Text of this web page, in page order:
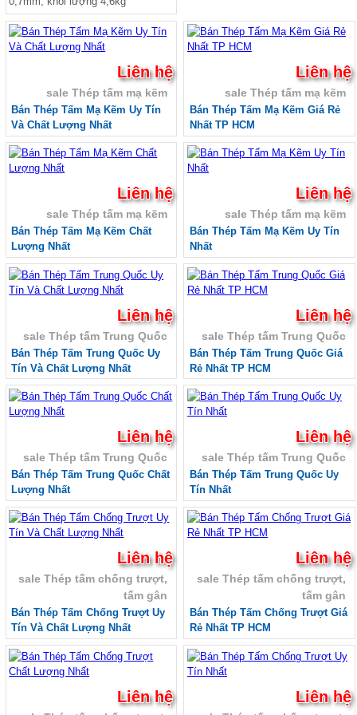
Sale Ván phủ phim Tekcom
Ván phủ phim Hòa Phát
Sale Ván ép phủ phim
Sale Ván ép phủ phim giá rẻ
Sale Ván Hòa Phát
Gỗ ghép thanh, Ván gỗ ghép thanh
Gỗ ghép thông giá rẻ, gỗ thông ghép công
nghiệp
Gỗ ghép thanh tràm, Báo giá gỗ ghép tràm
Gỗ ghép cao su, Gỗ ghép phủ keo bóng
Tôn nhựa sáng, Tôn nhựa lấy sáng Composite
Tôn nhựa sáng sóng Seamlock Seam-lock
Seam lock
Tôn Cliplock - TÔN KLIPLOCK HD 945 - 960 2
sóng 3 sóng 4 sóng Sx theo yêu cầu
Tôn nhựa Klip Lock HD 960 mm
Tôn nhựa sáng clip lock HD 945 mm
Tôn nhựa sáng 11 sóng tròn
Tôn nhựa sáng 9 sóng vuông
Tôn nhựa sáng 5 sóng công nghiệp
Tôn nhựa sáng phẳng
Tôn nhựa sáng sợi thủy tinh
Tôn nhựa PVC
Tôn nhựa sáng composite
Sale Tôn nhựa sáng composite
Sale Tôn nhựa PVC
Tấm polycarbonate, Tấm nhựa sáng thông
Tấm polycarbonate rỗng ruột, tấm nhựa sáng
thông minh
Tấm polycarbonate đặc ruột, tấm
polycarbonate rỗng, tấm nhựa sáng thông
Tấm polycarbonate Hàn Quốc
Tấm polycarbonate Ấn Độ EU
Tấm polycarbonate Indonesia
Tấm polycarbonate hàng Đức
Tấm polycarbonate Malaysia
Tấm nhựa poly lấy sáng màu trà 3mm 4mm
5mm 6mm
Giá tấm xi măng cemboard Thái Lan
Báo giá thi công tấm Cemboard TPHCM zalo
0913685879
Giá tấm xi măng Cemboard Duraflex 1m22*
2m44, 1m* 2m
Tấm cemboard duraflex - Tấm Cemboard Vĩnh
Liên hệ
sale Thép tấm mạ kẽm
Bán Thép Tấm Mạ Kẽm Uy Tín
Và Chất Lượng Nhất
Liên hệ
sale Thép tấm mạ kẽm
Bán Thép Tấm Mạ Kẽm Giá Rẻ
Nhất TP HCM
Liên hệ
sale Thép tấm mạ kẽm
Bán Thép Tấm Mạ Kẽm Chất
Lượng Nhất
Liên hệ
sale Thép tấm mạ kẽm
Bán Thép Tấm Mạ Kẽm Uy Tín
Nhất
Liên hệ
sale Thép tấm Trung Quốc
Bán Thép Tấm Trung Quốc Uy
Tín Và Chất Lượng Nhất
Liên hệ
sale Thép tấm Trung Quốc
Bán Thép Tấm Trung Quốc Giá
Rẻ Nhất TP HCM
Liên hệ
sale Thép tấm Trung Quốc
Bán Thép Tấm Trung Quốc Chất
Lượng Nhất
Liên hệ
sale Thép tấm Trung Quốc
Bán Thép Tấm Trung Quốc Uy
Tín Nhất
Liên hệ
sale Thép tấm chống trượt,
tấm gân
Bán Thép Tấm Chống Trượt Uy
Tín Và Chất Lượng Nhất
Liên hệ
sale Thép tấm chống trượt,
tấm gân
Bán Thép Tấm Chống Trượt Giá
Rẻ Nhất TP HCM
Liên hệ Liên hệ